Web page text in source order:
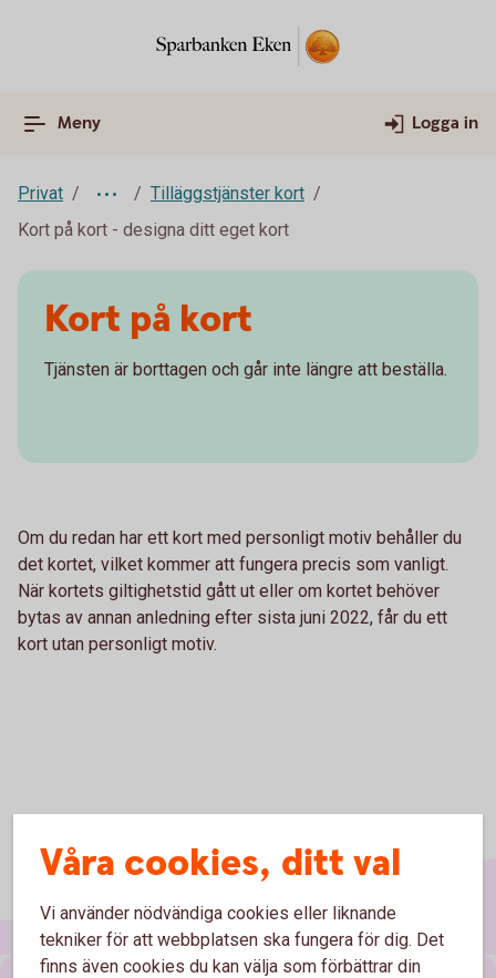
Meny Logga in
Privat
Tilläggstjänster kort
Kort på kort - designa ditt eget kort
Kort på kort
Tjänsten är borttagen och går inte längre att beställa.
Om du redan har ett kort med personligt motiv behåller du
det kortet, vilket kommer att fungera precis som vanligt.
När kortets giltighetstid gått ut eller om kortet behöver
bytas av annan anledning efter sista juni 2022, får du ett
kort utan personligt motiv.
Våra cookies, ditt val
Vi använder nödvändiga cookies eller liknande
tekniker för att webbplatsen ska fungera för dig. Det
finns även cookies du kan välja som förbättrar din